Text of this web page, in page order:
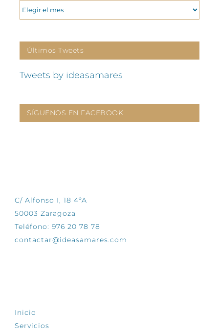
ARCHIVOS
Últimos Tweets
Tweets by ideasamares
SÍGUENOS EN FACEBOOK
C/ Alfonso I, 18 4ºA
50003 Zaragoza
Teléfono: 976 20 78 78
contactar@ideasamares.com
Inicio
Servicios